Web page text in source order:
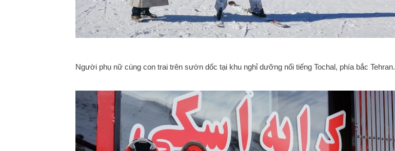
Người phụ nữ cùng con trai trên sườn dốc tại khu nghỉ dưỡng nổi tiếng Tochal, phía bắc Tehran.